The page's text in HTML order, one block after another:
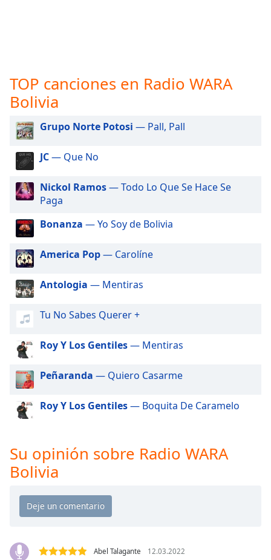
selected
Audio
Picture-
Picture
Fullscreen
This
modal
window.
Beginning
dialog
Escape
cancel
close
Opacity
TOP canciones en Radio WARA
Bolivia
Grupo Norte Potosi — Pall, Pall
JC— Que No
Nickol Ramos— Todo Lo Que Se Hace Se
Paga
Bonanza — Yo Soy de Bolivia
America Pop— Carolíne
Antologia — Mentiras
Tu No Sabes Querer +
Roy Y Los Gentiles— Mentiras
Peñaranda — Quiero Casarme
Roy Y Los Gentiles— Boquita De Caramelo
Su opinión sobre Radio WARA
Bolivia
Abel Talagante 12.03.2022